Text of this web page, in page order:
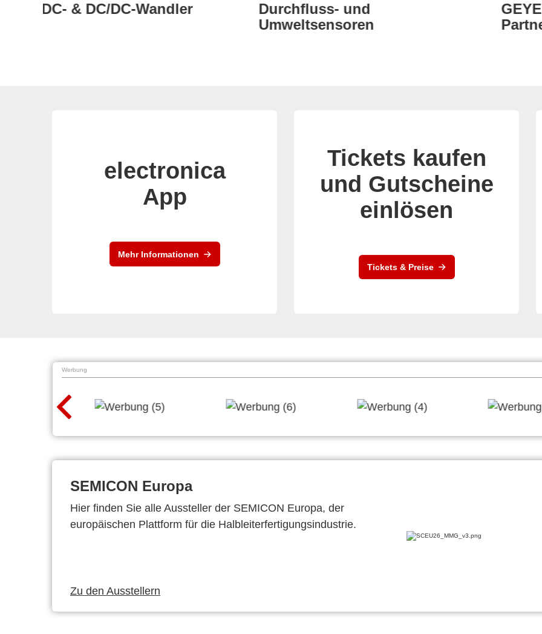
Durchfluss- und
GEYER - Ihr zuverlässiger
Partner
electronica
App
Mehr Informationen
Tickets kaufen
und Gutscheine
einlösen
Tickets & Preise
Werbung
SEMICON Europa
Hier finden Sie alle Aussteller der SEMICON Europa, der
europäischen Plattform für die Halbleiterfertigungsindustrie.
Zu den Ausstellern